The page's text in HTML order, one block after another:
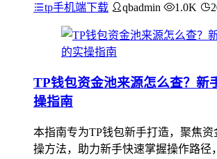
tp手机端下载 qbadmin 1.0K
TP钱包资金池来源怎么查？新
操指南
本指南专为TP钱包新手打造，聚焦
操方法，助力新手快速掌握操作路径